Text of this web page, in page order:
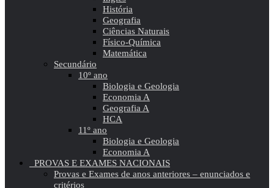
História
Geografia
Ciências Naturais
Físico-Química
Matemática
Secundário
10º ano
Biologia e Geologia
Economia A
Geografia A
HCA
11º ano
Biologia e Geologia
Economia A
PROVAS E EXAMES NACIONAIS
Provas e Exames de anos anteriores – enunciados e
critérios